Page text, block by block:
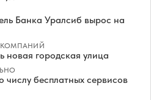
Банка Уралсиб вырос на
новая городская улица
числу бесплатных сервисов